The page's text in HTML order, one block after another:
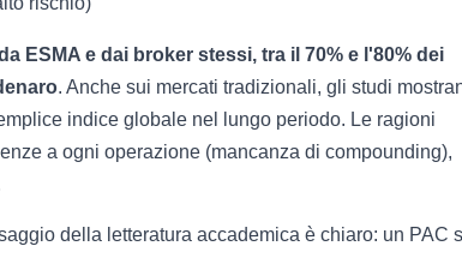
ESMA e dai broker stessi, tra il 70% e l'80% dei
. Anche sui mercati tradizionali, gli studi
indice globale nel lungo periodo. Le ragioni
a ogni operazione (mancanza di compounding),
della letteratura accademica è chiaro: un PAC